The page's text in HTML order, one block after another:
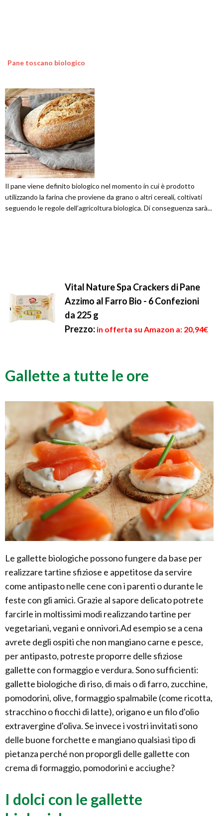
Pane toscano biologico
Il pane viene definito biologico nel momento in cui è prodotto
utilizzando la farina che proviene da grano o altri cereali, coltivati
seguendo le regole dell’agricoltura biologica. Di conseguenza sarà...
Vital Nature Spa Crackers di Pane
Azzimo al Farro Bio - 6 Confezioni
da 225 g
Prezzo: in offerta su Amazon a: 20,94€
Gallette a tutte le ore
Le gallette biologiche possono fungere da base per
realizzare tartine sfiziose e appetitose da servire
come antipasto nelle cene con i parenti o durante le
feste con gli amici. Grazie al sapore delicato potrete
farcirle in moltissimi modi realizzando tartine per
vegetariani, vegani e onnivori.Ad esempio se a cena
avrete degli ospiti che non mangiano carne e pesce,
per antipasto, potreste proporre delle sfiziose
gallette con formaggio e verdura. Sono sufficienti:
gallette biologiche di riso, di mais o di farro, zucchine,
pomodorini, olive, formaggio spalmabile (come ricotta,
stracchino o fiocchi di latte), origano e un filo d'olio
extravergine d'oliva. Se invece i vostri invitati sono
delle buone forchette e mangiano qualsiasi tipo di
pietanza perché non proporgli delle gallette con
crema di formaggio, pomodorini e acciughe?
I dolci con le gallette